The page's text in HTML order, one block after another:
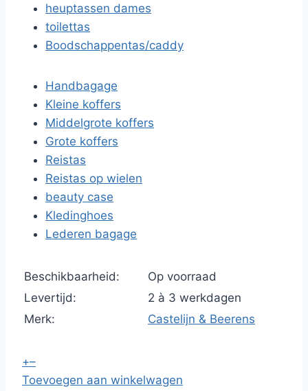
heuptassen dames
toilettas
Boodschappentas/caddy
Handbagage
Kleine koffers
Middelgrote koffers
Grote koffers
Reistas
Reistas op wielen
beauty case
Kledinghoes
Lederen bagage
Beschikbaarheid:
Op voorraad
Levertijd:
2 à 3 werkdagen
Merk:
Castelijn & Beerens
+–
Toevoegen aan winkelwagen